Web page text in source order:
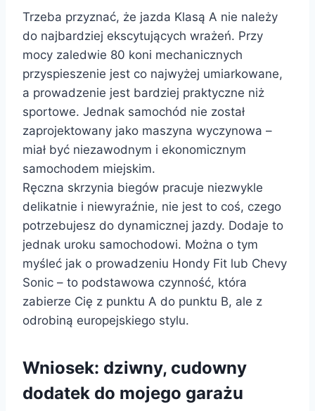
Trzeba przyznać, że jazda Klasą A nie należy
do najbardziej ekscytujących wrażeń. Przy
mocy zaledwie 80 koni mechanicznych
przyspieszenie jest co najwyżej umiarkowane,
a prowadzenie jest bardziej praktyczne niż
sportowe. Jednak samochód nie został
zaprojektowany jako maszyna wyczynowa –
miał być niezawodnym i ekonomicznym
samochodem miejskim.
Ręczna skrzynia biegów pracuje niezwykle
delikatnie i niewyraźnie, nie jest to coś, czego
potrzebujesz do dynamicznej jazdy. Dodaje to
jednak uroku samochodowi. Można o tym
myśleć jak o prowadzeniu Hondy Fit lub Chevy
Sonic – to podstawowa czynność, która
zabierze Cię z punktu A do punktu B, ale z
odrobiną europejskiego stylu.
Wniosek: dziwny, cudowny
dodatek do mojego garażu